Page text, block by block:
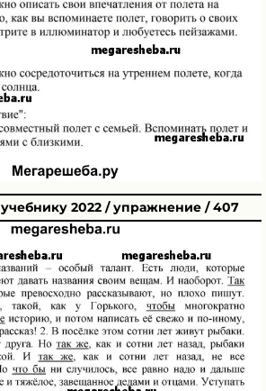
2022 / упражнение / 407